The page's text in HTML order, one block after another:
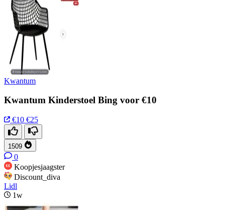
Kwantum
Kwantum Kinderstoel Bing voor €10
€10 €25
1509
0
Koopjesjaagster
Discount_diva
Lidl
1w